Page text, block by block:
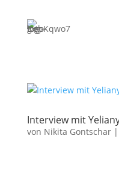
Interview mit
von Nikita Gontschar|